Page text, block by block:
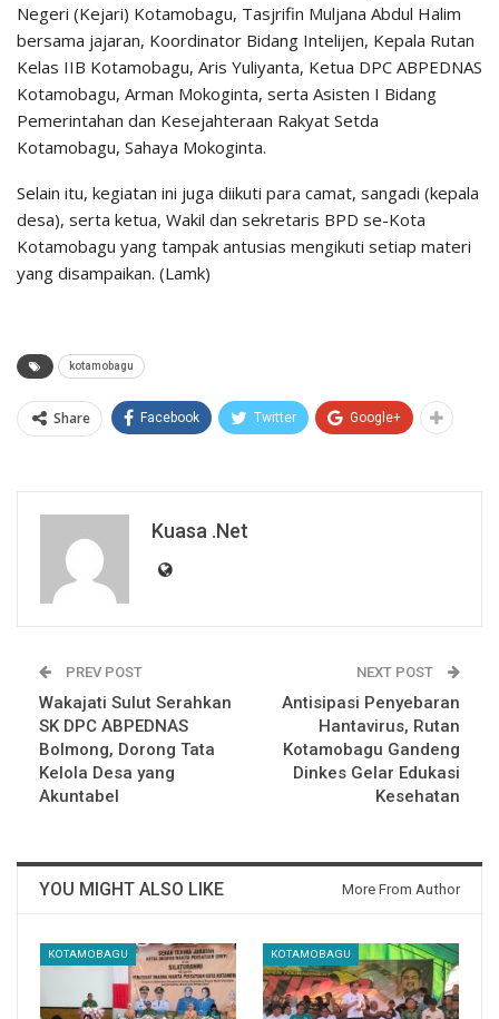
Negeri (Kejari) Kotamobagu, Tasjrifin Muljana Abdul Halim
bersama jajaran, Koordinator Bidang Intelijen, Kepala Rutan
Kelas IIB Kotamobagu, Aris Yuliyanta, Ketua DPC ABPEDNAS
Kotamobagu, Arman Mokoginta, serta Asisten I Bidang
Pemerintahan dan Kesejahteraan Rakyat Setda
Kotamobagu, Sahaya Mokoginta.
Selain itu, kegiatan ini juga diikuti para camat, sangadi (kepala
desa), serta ketua, Wakil dan sekretaris BPD se-Kota
Kotamobagu yang tampak antusias mengikuti setiap materi
yang disampaikan. (Lamk)
kotamobagu
Share Facebook Twitter Google+
Kuasa .net
PREV POST
Wakajati Sulut Serahkan
SK DPC ABPEDNAS
Bolmong, Dorong Tata
Kelola Desa yang
Akuntabel
NEXT POST
Antisipasi Penyebaran
Hantavirus, Rutan
Kotamobagu Gandeng
Dinkes Gelar Edukasi
Kesehatan
YOU MIGHT ALSO LIKE More From Author
KOTAMOBAGU KOTAMOBAGU